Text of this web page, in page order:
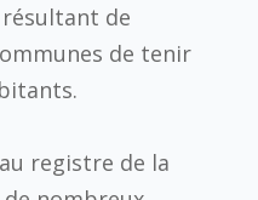
de
de tenir
registre de la